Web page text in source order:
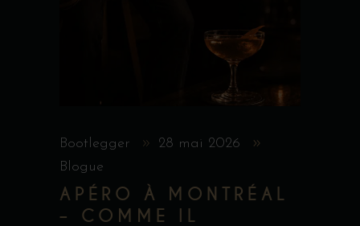
Bootlegger
28 mai 2026
Blogue
APÉRO À MONTRÉAL
– COMME IL